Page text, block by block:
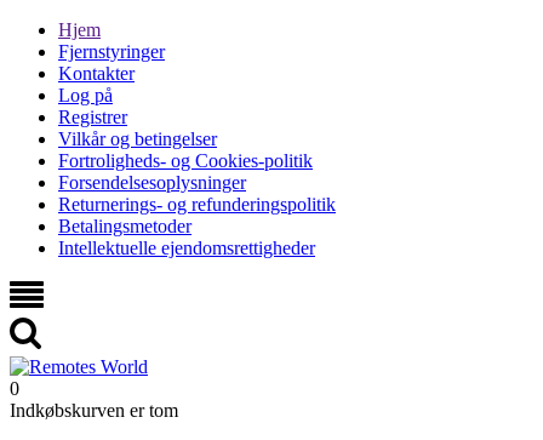
Hjem
Fjernstyringer
Kontakter
Log på
Registrer
Vilkår og betingelser
Fortroligheds- og Cookies-politik
Forsendelsesoplysninger
Returnerings- og refunderingspolitik
Betalingsmetoder
Intellektuelle ejendomsrettigheder
0
Indkøbskurven er tom